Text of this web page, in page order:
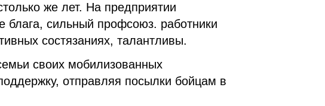
же лет. На предприятии
блага, сильный профсоюз. работники
состязаниях, талантливы.
своих мобилизованных
отправляя посылки бойцам в